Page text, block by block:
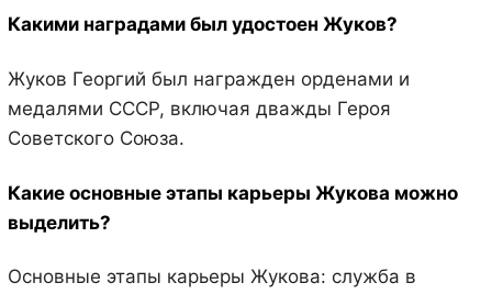
Какими наградами был удостоен Жуков?
Жуков Георгий был награжден орденами и
медалями СССР, включая дважды Героя
Советского Союза.
Какие основные этапы карьеры Жукова можно
выделить?
Основные этапы карьеры Жукова: служба в